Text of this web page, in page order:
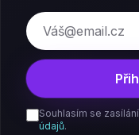
E-mail
Souhlasím se
údajů.